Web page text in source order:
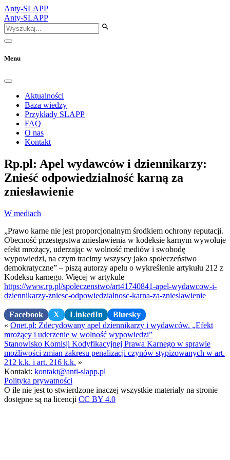
Anty-SLAPP
Anty-SLAPP
Menu
Aktualności
Baza wiedzy
Przykłady SLAPP
FAQ
O nas
Kontakt
Rp.pl: Apel wydawców i dziennikarzy:
Znieść odpowiedzialność karną za
zniesławienie
W mediach
„Prawo karne nie jest proporcjonalnym środkiem ochrony reputacji.
Obecność przestępstwa zniesławienia w kodeksie karnym wywołuje
efekt mrożący, uderzając w wolność mediów i swobodę
wypowiedzi, na czym tracimy wszyscy jako społeczeństwo
demokratyczne” – piszą autorzy apelu o wykreślenie artykułu 212 z
Kodeksu karnego. Więcej w artykule
https://www.rp.pl/spoleczenstwo/art41740841-apel-wydawcow-i-
dziennikarzy-zniesc-odpowiedzialnosc-karna-za-znieslawienie
Facebook X LinkedIn
Bluesky
« Onet.pl: Zdecydowany apel dziennikarzy i wydawców. „Efekt
mrożący i uderzenie w wolność wypowiedzi”
Stanowisko Komisji Kodyfikacyjnej Prawa Karnego w sprawie
możliwości zmian zakresu penalizacji czynów stypizowanych w art.
212 k.k. i art. 216 k.k. »
Kontakt: kontakt@anti-slapp.pl
Polityka prywatności
O ile nie jest to stwierdzone inaczej wszystkie materiały na stronie
dostępne są na licencji CC BY 4.0